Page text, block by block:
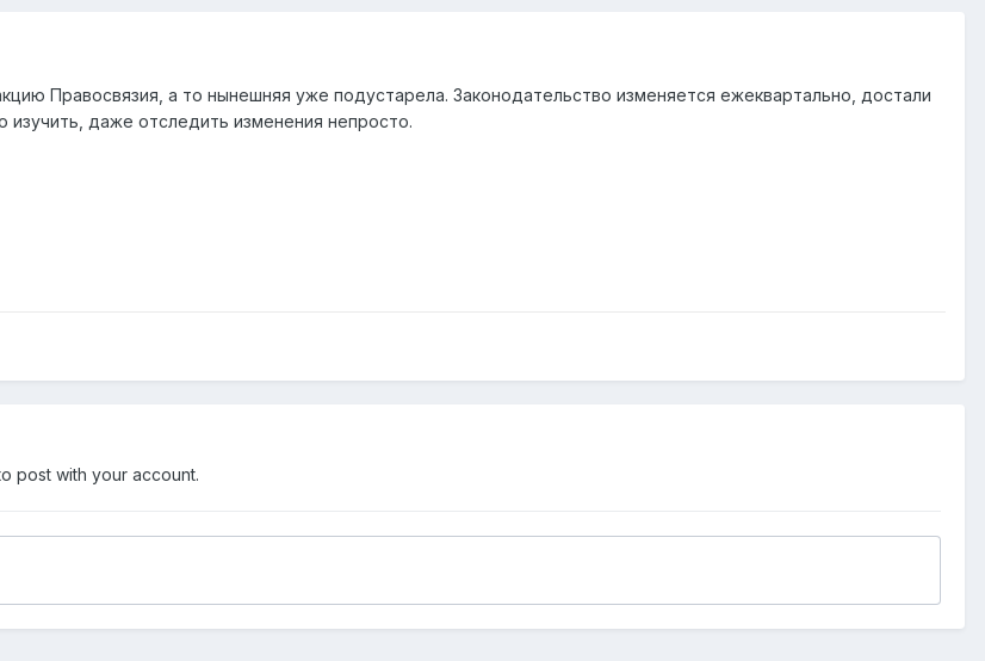
Правосвязия, а то нынешняя уже подустарела. Законодательство изменяется ежеквартально, достали
даже отследить изменения непросто.
post with your account.